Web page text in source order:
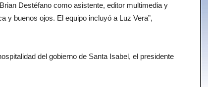
Destéfano como asistente, editor multimedia y
y buenos ojos. El equipo incluyó a Luz Vera”,
del gobierno de Santa Isabel, el presidente